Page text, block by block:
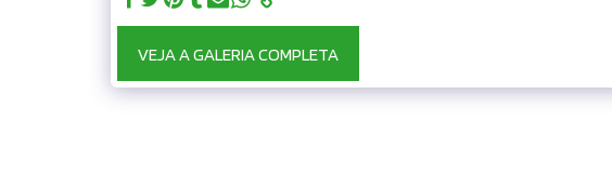
VEJA A GALERIA COMPLETA